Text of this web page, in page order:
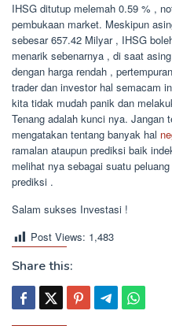
IHSG ditutup melemah 0.59 % ,
pembukaan market. Meskipun
sebesar 657.42 Milyar , IHSG
menarik sebenarnya , di saat
dengan harga rendah ,
trader dan investor hal semacam
kita tidak mudah panik dan
Tenang adalah kunci nya. Jangan
mengatakan tentang banyak hal
ramalan ataupun prediksi baik
melihat nya sebagai suatu
prediksi .
Salam sukses Investasi !
Post Views: 1,483
Share this: